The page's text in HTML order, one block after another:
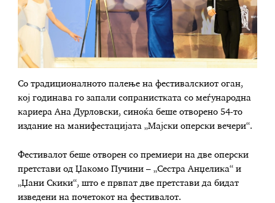
Со традиционалното палење на фестивалскиот оган,
кој годинава го запали сопранистката со меѓународна
кариера Ана Дурловски, синоќа беше отворено 54-то
издание на манифестацијата „Мајски оперски вечери“.
Фестивалот беше отворен со премиери на две оперски
претстави од Џакомо Пучини – „Сестра Анџелика“ и
„Џани Скики“, што е првпат две претстави да бидат
изведени на почетокот на фестивалот.